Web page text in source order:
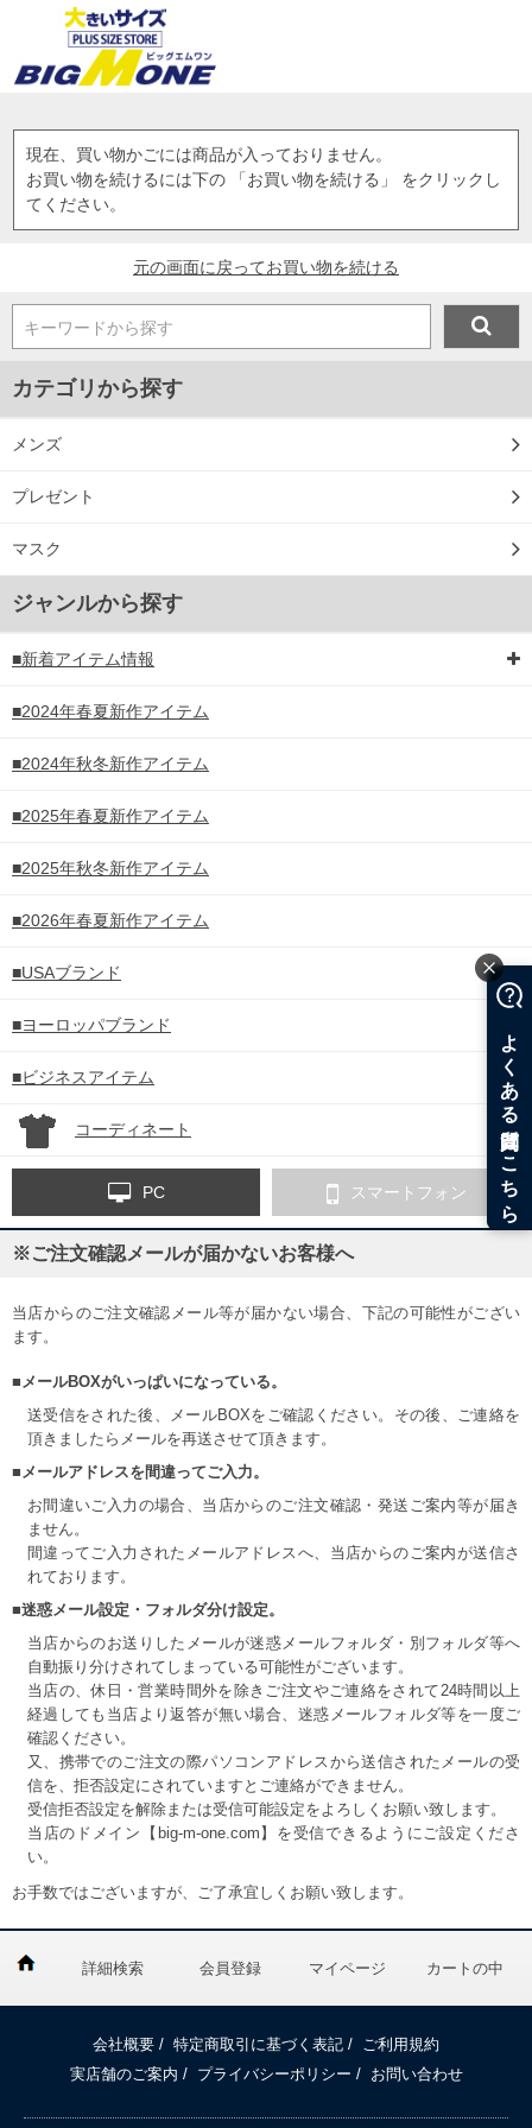
現在、買い物かごには商品が入っておりません。
お買い物を続けるには下の 「お買い物を続ける」 をクリックし
てください。
元の画面に戻ってお買い物を続ける
キーワードから探す
カテゴリから探す
メンズ
プレゼント
マスク
ジャンルから探す
■新着アイテム情報
■2024年春夏新作アイテム
■2024年秋冬新作アイテム
■2025年春夏新作アイテム
■2025年秋冬新作アイテム
■2026年春夏新作アイテム
■USAブランド
■ヨーロッパブランド
■ビジネスアイテム
コーディネート
PC スマートフォン
※ご注文確認メールが届かないお客様へ
当店からのご注文確認メール等が届かない場合、下記の可能性がござい
ます。
■メールBOXがいっぱいになっている。
送受信をされた後、メールBOXをご確認ください。その後、ご連絡を
頂きましたらメールを再送させて頂きます。
■メールアドレスを間違ってご入力。
お間違いご入力の場合、当店からのご注文確認・発送ご案内等が届き
ません。
間違ってご入力されたメールアドレスへ、当店からのご案内が送信さ
れております。
■迷惑メール設定・フォルダ分け設定。
当店からのお送りしたメールが迷惑メールフォルダ・別フォルダ等へ
自動振り分けされてしまっている可能性がございます。
当店の、休日・営業時間外を除きご注文やご連絡をされて24時間以上
経過しても当店より返答が無い場合、迷惑メールフォルダ等を一度ご
確認ください。
又、携帯でのご注文の際パソコンアドレスから送信されたメールの受
信を、拒否設定にされていますとご連絡ができません。
受信拒否設定を解除または受信可能設定をよろしくお願い致します。
当店のドメイン【big-m-one.com】を受信できるようにご設定くださ
い。
お手数ではございますが、ご了承宜しくお願い致します。
詳細検索 会員登録 マイページ カートの中
会社概要 / 特定商取引に基づく表記 /
ご利用規約
実店舗のご案内 / プライバシーポリシー / お問い合わせ